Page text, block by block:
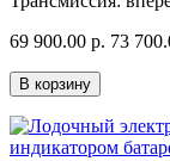
69 900.00 р. 73
В корзину